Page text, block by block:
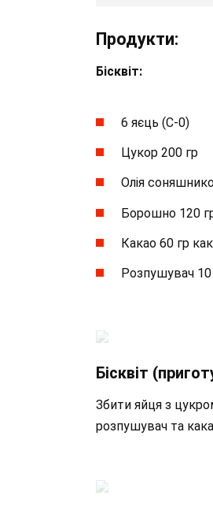
Продукти:
Бісквіт:
6 яєць (С-0)
Цукор 200 гр
Олія
Борошно 120
Какао 60 гр
Розпушувач 10
Бісквіт
Збити яйця з
розпушувач та